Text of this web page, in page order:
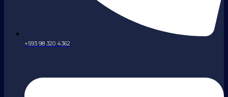
+593 98 320 4362